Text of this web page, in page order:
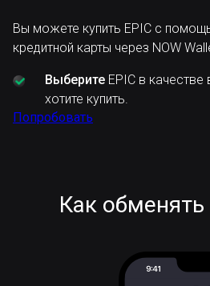
Вы можете купить EPIC с
кредитной карты через NOW
Выберите EPIC в
хотите купить.
Попробовать
Как обменять